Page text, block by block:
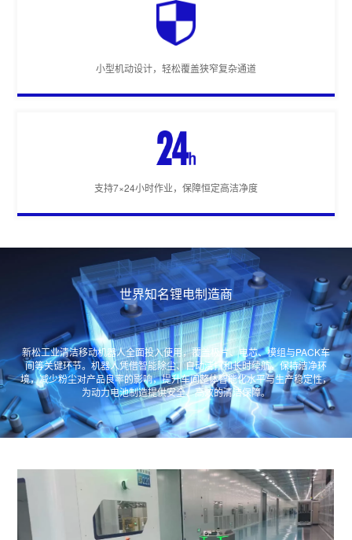
小型机动设计，轻松覆盖狭窄复杂通道
支持7×24小时作业，保障恒定高洁净度
世界知名锂电制造商
新松工业清洁移动机器人全面投入使用，覆盖极片、电芯、模组与PACK车
间等关键环节。机器人凭借智能除尘、自动清扫和长时续航，保持洁净环
境，减少粉尘对产品良率的影响，提升车间整体智能化水平与生产稳定性，
为动力电池制造提供安全、高效的清洁保障。